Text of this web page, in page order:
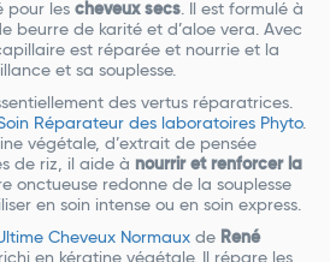
pour les cheveux secs. Il est formulé à
beurre de karité et d’aloe vera. Avec
est réparée et nourrie et la
et sa souplesse.
des vertus réparatrices.
Réparateur des laboratoires Phyto.
végétale, d’extrait de pensée
de riz, il aide à nourrir et renforcer la
onctueuse redonne de la souplesse
en soin intense ou en soin express.
Cheveux Normaux de René